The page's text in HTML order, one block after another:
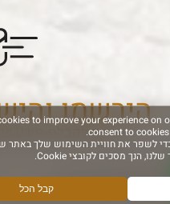
הירשמו
הרשם לקבלת מידע
אני מאשר קבלת מידע